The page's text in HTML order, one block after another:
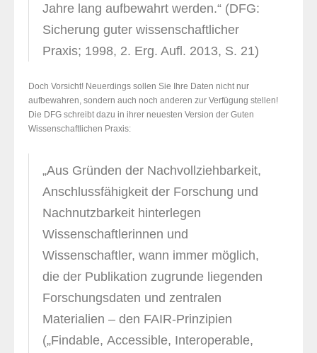
Jahre lang aufbewahrt werden.“ (DFG:
Sicherung guter wissenschaftlicher
Praxis; 1998, 2. Erg. Aufl. 2013, S. 21)
Doch Vorsicht! Neuerdings sollen Sie Ihre Daten nicht nur
aufbewahren, sondern auch noch anderen zur Verfügung stellen!
Die DFG schreibt dazu in ihrer neuesten Version der Guten
Wissenschaftlichen Praxis:
„Aus Gründen der Nachvollziehbarkeit,
Anschlussfähigkeit der Forschung und
Nachnutzbarkeit hinterlegen
Wissenschaftlerinnen und
Wissenschaftler, wann immer möglich,
die der Publikation zugrunde liegenden
Forschungsdaten und zentralen
Materialien – den FAIR-Prinzipien
(„Findable, Accessible, Interoperable,